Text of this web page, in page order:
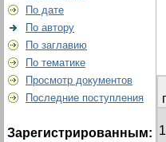
По дате
По автору
По заглавию
По тематике
Просмотр документов
Последние поступления
Зарегистрированным: